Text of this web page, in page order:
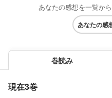
あなたの感想を一覧か
あなたの感
巻読み
現在3巻